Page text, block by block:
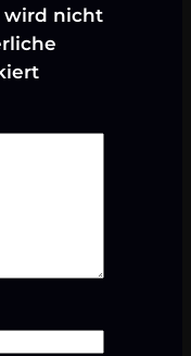
wird nicht